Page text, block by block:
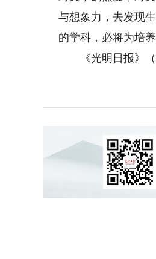
与想象力，去发现
的学科，必将为培
《光明日报》（